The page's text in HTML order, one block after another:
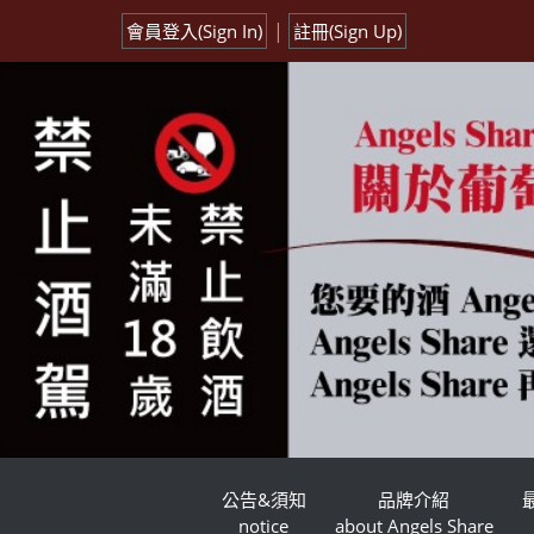
會員登入(Sign In) | 註冊(Sign Up)
公告&須知
notice
品牌介紹
about Angels Share